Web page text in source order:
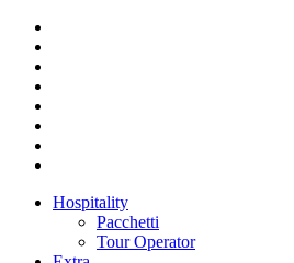
Hospitality
Pacchetti
Tour Operator